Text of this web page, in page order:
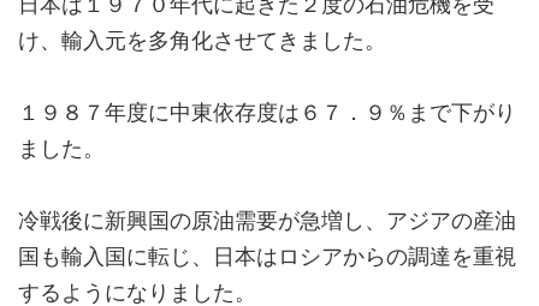
け、輸入元を多角化させてきました。
１９８７年度に中東依存度は６７．９％まで下がり
ました。
冷戦後に新興国の原油需要が急増し、アジアの産油
国も輸入国に転じ、日本はロシアからの調達を重視
するようになりました。